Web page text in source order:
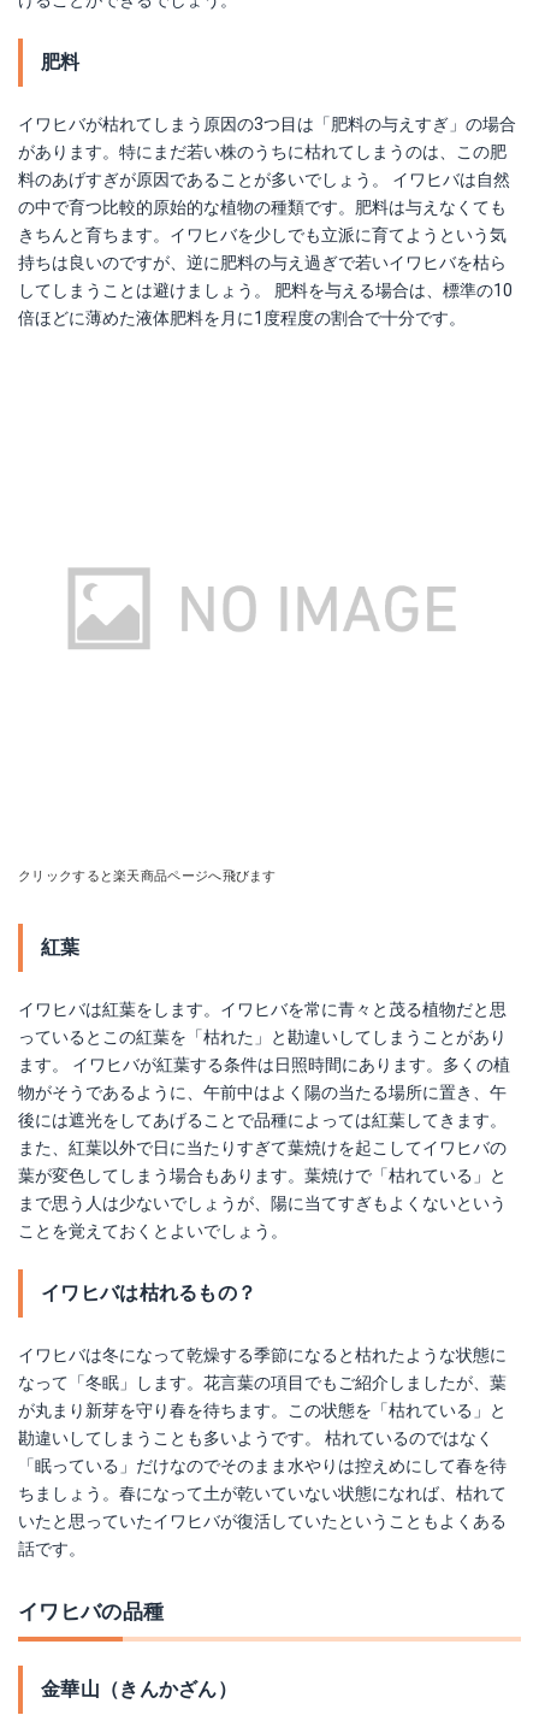
肥料
イワヒバが枯れてしまう原因の3つ目は「肥料の与えすぎ」の場合
があります。特にまだ若い株のうちに枯れてしまうのは、この肥
料のあげすぎが原因であることが多いでしょう。 イワヒバは自然
の中で育つ比較的原始的な植物の種類です。肥料は与えなくても
きちんと育ちます。イワヒバを少しでも立派に育てようという気
持ちは良いのですが、逆に肥料の与え過ぎで若いイワヒバを枯ら
してしまうことは避けましょう。 肥料を与える場合は、標準の10
倍ほどに薄めた液体肥料を月に1度程度の割合で十分です。
クリックすると楽天商品ページへ飛びます
紅葉
イワヒバは紅葉をします。イワヒバを常に青々と茂る植物だと思
っているとこの紅葉を「枯れた」と勘違いしてしまうことがあり
ます。 イワヒバが紅葉する条件は日照時間にあります。多くの植
物がそうであるように、午前中はよく陽の当たる場所に置き、午
後には遮光をしてあげることで品種によっては紅葉してきます。
また、紅葉以外で日に当たりすぎて葉焼けを起こしてイワヒバの
葉が変色してしまう場合もあります。葉焼けで「枯れている」と
まで思う人は少ないでしょうが、陽に当てすぎもよくないという
ことを覚えておくとよいでしょう。
イワヒバは枯れるもの？
イワヒバは冬になって乾燥する季節になると枯れたような状態に
なって「冬眠」します。花言葉の項目でもご紹介しましたが、葉
が丸まり新芽を守り春を待ちます。この状態を「枯れている」と
勘違いしてしまうことも多いようです。 枯れているのではなく
「眠っている」だけなのでそのまま水やりは控えめにして春を待
ちましょう。春になって土が乾いていない状態になれば、枯れて
いたと思っていたイワヒバが復活していたということもよくある
話です。
イワヒバの品種
金華山（きんかざん）